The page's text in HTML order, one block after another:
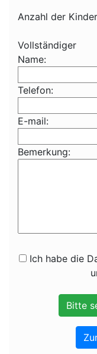
Anzahl der
Vollständiger
Name:
Telefon:
E-mail:
Bemerkung:
Ich habe die